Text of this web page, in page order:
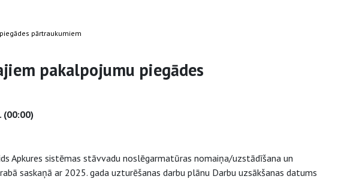
pārtraukumiem
pakalpojumu piegādes
(00:00)
Apkures sistēmas stāvvadu noslēgarmatūras nomaiņa/uzstādīšana un
saskaņā ar 2025. gada uzturēšanas darbu plānu Darbu uzsākšanas datums